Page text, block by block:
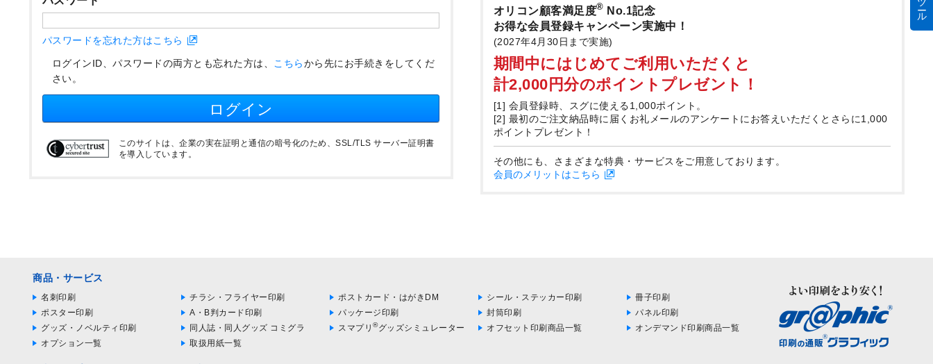
パスワードを忘れた方はこちら
ログインID、パスワードの両方とも忘れた方は、 こちらから先にお手続きをしてくだ
さい。
ログイン
このサイトは、企業の実在証明と通信の暗号化のため、SSL/TLS サーバー証明書
を導入しています。
オリコン顧客満足度® No.1記念
お得な会員登録キャンペーン実施中！
(2027年4月30日まで実施)
期間中にはじめてご利用いただくと
計2,000円分のポイントプレゼント！
[1] 会員登録時、スグに使える1,000ポイント。
[2] 最初のご注文納品時に届くお礼メールのアンケートにお答えいただくとさらに1,000
ポイントプレゼント！
その他にも、さまざまな特典・サービスをご用意しております。
会員のメリットはこちら
商品・サービス
名刺印刷 チラシ・フライヤー印刷 ポストカード・はがきDM シール・ステッカー印刷
冊子印刷
ポスター印刷
A・B判カード印刷 パッケージ印刷 封筒印刷
パネル印刷
グッズ・ノベルティ印刷
同人誌・同人グッズ コミグラ スマプリ ®グッズシミュレーター オフセット印刷商品一覧
オンデマンド印刷商品一覧
オプション一覧
取扱用紙一覧